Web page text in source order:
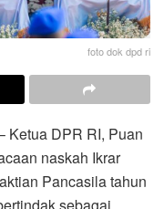
foto dok dpd ri
Ketua DPR RI, Puan
naskah Ikrar
Pancasila tahun
sebagai